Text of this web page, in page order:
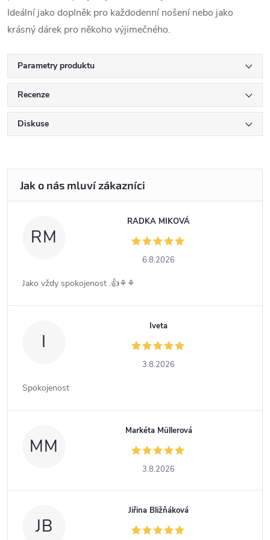
Ideální jako doplněk pro každodenní nošení nebo jako
krásný dárek pro někoho výjimečného.
Parametry produktu
Recenze
Diskuse
RM
RADKA MIKOVÁ
6.8.2026
Jako vždy spokojenost .👍⚘️⚘️
I
Iveta
3.8.2026
Spokojenost
MM
Markéta Müllerová
3.8.2026
JB
Jiřina Bližňáková